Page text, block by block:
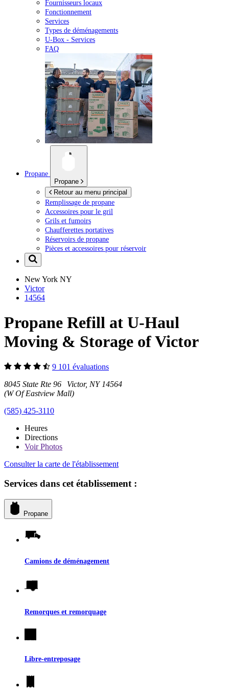
Fournisseurs locaux
Fonctionnement
Services
Types de déménagements
U-Box - Services
FAQ
Propane
Propane
Retour au menu principal
Remplissage de propane
Accessoires pour le gril
Grils et fumoirs
Chaufferettes portatives
Réservoirs de propane
Pièces et accessoires pour réservoir
New York NY
Victor
14564
Propane Refill at U-Haul
Moving & Storage of Victor
9 101 évaluations
8045 State Rte 96 Victor, NY 14564
(W Of Eastview Mall)
(585) 425-3110
Heures
Directions
VoirPhotos
Consulter la carte de l'établissement
Services dans cet établissement :
Propane
Camions de déménagement
Remorques et remorquage
Libre-entreposage